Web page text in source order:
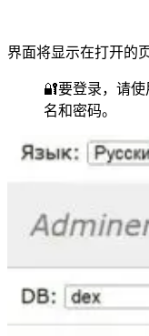
界面将显示在打开的
🔐要登录，请
名和密码。